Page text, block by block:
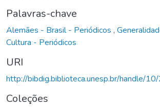
Palavras-chave
Alemães - Brasil - Periódicos ,
Cultura - Periódicos
URI
http://bibdig.biblioteca.unesp.br/handle/
Coleções